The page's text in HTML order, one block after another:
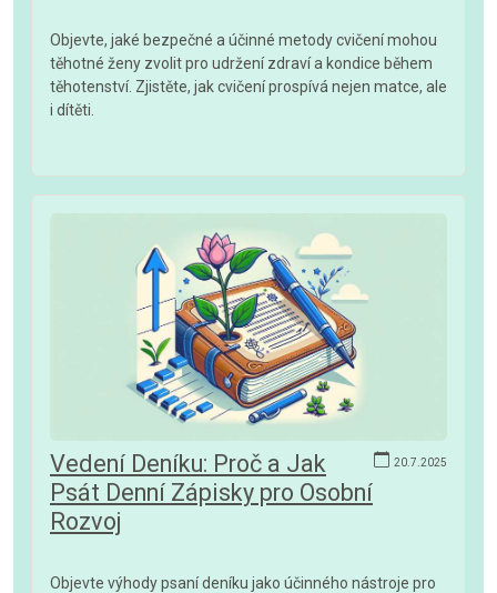
Objevte, jaké bezpečné a účinné metody cvičení mohou
těhotné ženy zvolit pro udržení zdraví a kondice během
těhotenství. Zjistěte, jak cvičení prospívá nejen matce, ale
i dítěti.
20.7.2025
Vedení Deníku: Proč a Jak
Psát Denní Zápisky pro Osobní
Rozvoj
Objevte výhody psaní deníku jako účinného nástroje pro